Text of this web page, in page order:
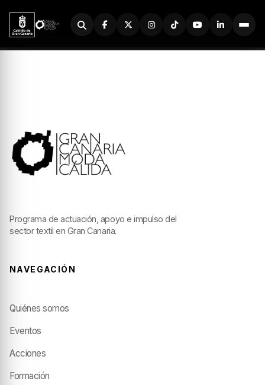
Buscador
Programa de actuación, apoyo e impulso del
sector textil en Gran Canaria.
NAVEGACIÓN
Quiénes somos
Eventos
Acciones
Formación